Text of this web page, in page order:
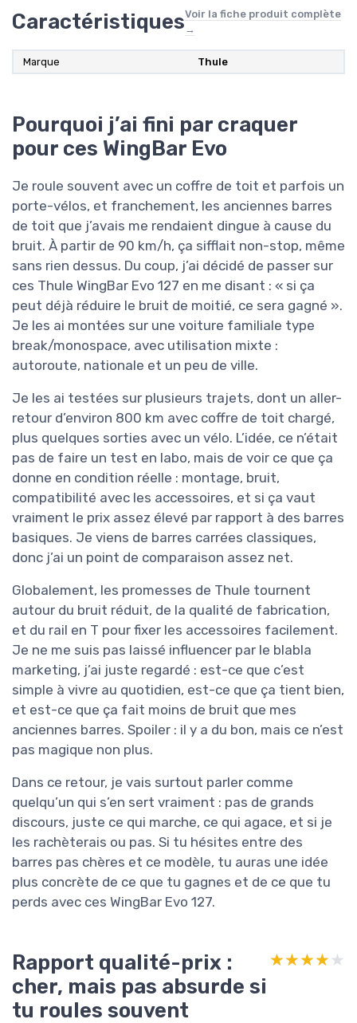
CaractéristiquesVoir la fiche produit complète
→
Marque Thule
Pourquoi j’ai fini par craquer
pour ces WingBar Evo
Je roule souvent avec un coffre de toit et parfois un
porte-vélos, et franchement, les anciennes barres
de toit que j’avais me rendaient dingue à cause du
bruit. À partir de 90 km/h, ça sifflait non-stop, même
sans rien dessus. Du coup, j’ai décidé de passer sur
ces Thule WingBar Evo 127 en me disant : « si ça
peut déjà réduire le bruit de moitié, ce sera gagné ».
Je les ai montées sur une voiture familiale type
break/monospace, avec utilisation mixte :
autoroute, nationale et un peu de ville.
Je les ai testées sur plusieurs trajets, dont un aller-
retour d’environ 800 km avec coffre de toit chargé,
plus quelques sorties avec un vélo. L’idée, ce n’était
pas de faire un test en labo, mais de voir ce que ça
donne en condition réelle : montage, bruit,
compatibilité avec les accessoires, et si ça vaut
vraiment le prix assez élevé par rapport à des barres
basiques. Je viens de barres carrées classiques,
donc j’ai un point de comparaison assez net.
Globalement, les promesses de Thule tournent
autour du bruit réduit, de la qualité de fabrication,
et du rail en T pour fixer les accessoires facilement.
Je ne me suis pas laissé influencer par le blabla
marketing, j’ai juste regardé : est-ce que c’est
simple à vivre au quotidien, est-ce que ça tient bien,
et est-ce que ça fait moins de bruit que mes
anciennes barres. Spoiler : il y a du bon, mais ce n’est
pas magique non plus.
Dans ce retour, je vais surtout parler comme
quelqu’un qui s’en sert vraiment : pas de grands
discours, juste ce qui marche, ce qui agace, et si je
les rachèterais ou pas. Si tu hésites entre des
barres pas chères et ce modèle, tu auras une idée
plus concrète de ce que tu gagnes et de ce que tu
perds avec ces WingBar Evo 127.
Rapport qualité-prix :
cher, mais pas absurde si
tu roules souvent
★★★★★
★★★★★